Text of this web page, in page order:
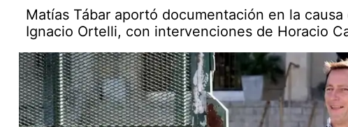
Matías Tábar aportó documentación en la
Ignacio Ortelli, con intervenciones de Horacio